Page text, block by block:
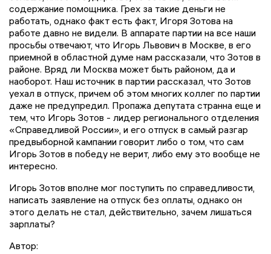
содержание помощника. Грех за такие деньги не
работать, однако факт есть факт, Игоря Зотова на
работе давно не видели. В аппарате партии на все наши
просьбы отвечают, что Игорь Львович в Москве, в его
приемной в областной думе нам рассказали, что Зотов в
районе. Вряд ли Москва может быть районом, да и
наоборот. Наш источник в партии рассказал, что Зотов
уехал в отпуск, причем об этом многих коллег по партии
даже не предупредил. Пропажа депутата странна еще и
тем, что Игорь Зотов - лидер регионального отделения
«Справедливой России», и его отпуск в самый разгар
предвыборной кампании говорит либо о том, что сам
Игорь Зотов в победу не верит, либо ему это вообще не
интересно.
Игорь Зотов вполне мог поступить по справедливости,
написать заявление на отпуск без оплаты, однако он
этого делать не стал, действительно, зачем лишаться
зарплаты?
Автор: